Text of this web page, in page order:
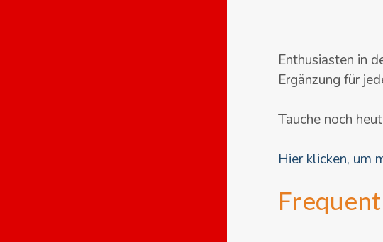
Enthusiasten in
Ergänzung für
Tauche noch
Hier klicken, um